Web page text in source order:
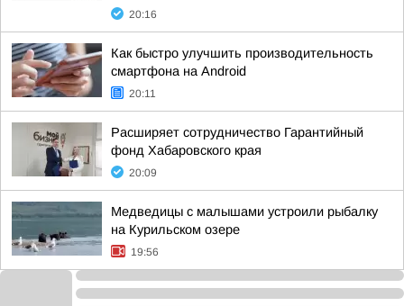
20:16
Как быстро улучшить производительность
смартфона на Android
20:11
Расширяет сотрудничество Гарантийный
фонд Хабаровского края
20:09
Медведицы с малышами устроили рыбалку
на Курильском озере
19:56